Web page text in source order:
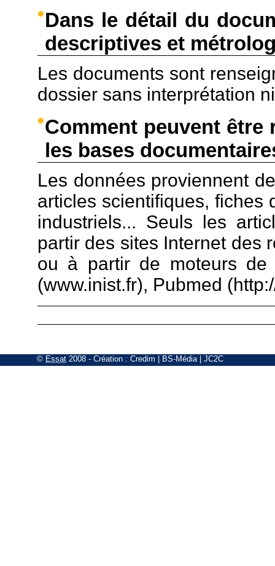
Dans le détail du
descriptives et
Les documents sont
dossier sans interprétation
Comment peuvent
les bases
Les données proviennent
articles scientifiques, fiches
industriels... Seuls les
partir des sites Internet des
ou à partir de moteurs de
(www.inist.fr), Pubmed
© Essat 2008 - Création : Credim BS-Média| JC2C